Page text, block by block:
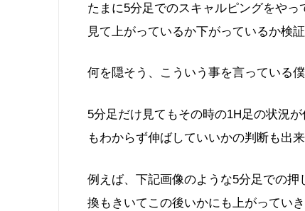
たまに5分足でのスキャルピングをや
見て上がっているか下がっているか検
何を隠そう、こういう事を言っている
5分足だけ見てもその時の1H足の状況
もわからず伸ばしていいかの判断も出来
例えば、下記画像のような5分足での
換もきいてこの後いかにも上がっていき